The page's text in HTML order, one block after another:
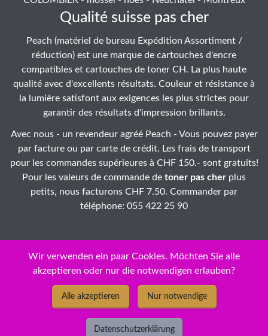
Qualité suisse pas cher
Peach (matériel de bureau Expédition Assortiment /
réduction) est une marque de cartouches d'encre
compatibles et cartouches de toner CH. La plus haute
qualité avec d'excellents résultats. Couleur et résistance à
la lumière satisfont aux exigences les plus strictes pour
garantir des résultats d'impression brillants.
Avec nous - un revendeur agréé Peach - Vous pouvez payer
par facture ou par carte de crédit. Les frais de transport
pour les commandes supérieures à CHF 150.- sont gratuits!
Pour les valeurs de commande de toner pas cher plus
petits, nous facturons CHF 7.50. Commander par
téléphone: 055 422 25 90
ID: 47-iqqq67-08
© Copyright 2026 - New Economy GmbH / IBM Infoprint Color
Toner ❅ cartouches / jet d'encre Peach - prix discount bas
Wir verwenden ein paar Cookies. Möchten Sie alle
akzeptieren oder nur die notwendigen erlauben?
Alle akzeptieren Nur notwendige
Datenschutzerklärung